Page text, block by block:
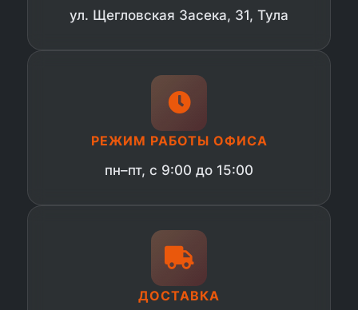
ул. Щегловская Засека, 31, Тула
РЕЖИМ РАБОТЫ ОФИСА
пн–пт, с 9:00 до 15:00
ДОСТАВКА